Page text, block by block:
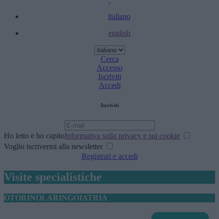
italiano
english
Cerca
Accesso
Iscriviti
Accedi
Iscriviti
Ho letto e ho capitoInformativa sulla privacy e sui cookie
Voglio iscrivermi alla newsletter
Registrati e accedi
Visite specialistiche
OTORINOLARINGOIATRIA